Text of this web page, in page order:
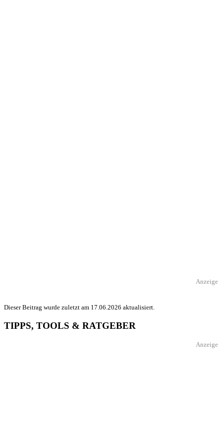
Anzeige
Dieser Beitrag wurde zuletzt am 17.06.2026 aktualisiert.
TIPPS, TOOLS & RATGEBER
Anzeige